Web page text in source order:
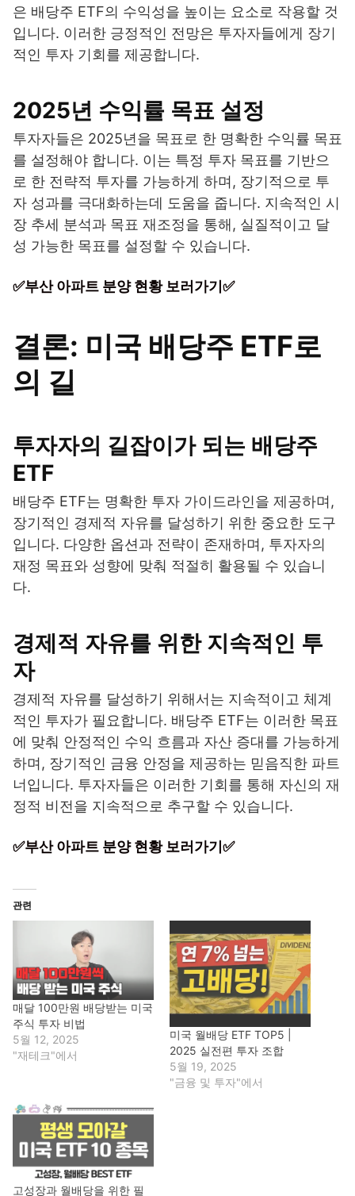
은 배당주 ETF의 수익성을 높이는 요소로 작용할 것
입니다. 이러한 긍정적인 전망은 투자자들에게 장기
적인 투자 기회를 제공합니다.
2025년 수익률 목표 설정
투자자들은 2025년을 목표로 한 명확한 수익률 목표
를 설정해야 합니다. 이는 특정 투자 목표를 기반으
로 한 전략적 투자를 가능하게 하며, 장기적으로 투
자 성과를 극대화하는데 도움을 줍니다. 지속적인 시
장 추세 분석과 목표 재조정을 통해, 실질적이고 달
성 가능한 목표를 설정할 수 있습니다.
✅부산 아파트 분양 현황 보러가기✅
결론: 미국 배당주 ETF로
의 길
투자자의 길잡이가 되는 배당주
ETF
배당주 ETF는 명확한 투자 가이드라인을 제공하며,
장기적인 경제적 자유를 달성하기 위한 중요한 도구
입니다. 다양한 옵션과 전략이 존재하며, 투자자의
재정 목표와 성향에 맞춰 적절히 활용될 수 있습니
다.
경제적 자유를 위한 지속적인 투
자
경제적 자유를 달성하기 위해서는 지속적이고 체계
적인 투자가 필요합니다. 배당주 ETF는 이러한 목표
에 맞춰 안정적인 수익 흐름과 자산 증대를 가능하게
하며, 장기적인 금융 안정을 제공하는 믿음직한 파트
너입니다. 투자자들은 이러한 기회를 통해 자신의 재
정적 비전을 지속적으로 추구할 수 있습니다.
✅부산 아파트 분양 현황 보러가기✅
관련
매달 100만원 배당받는 미국
주식 투자 비법
5월 12, 2025
"재테크"에서
미국 월배당 ETF TOP5 |
2025 실전편 투자 조합
5월 19, 2025
"금융 및 투자"에서
고성장과 월배당을 위한 필